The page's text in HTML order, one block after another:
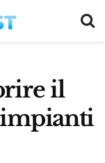
il
impianti